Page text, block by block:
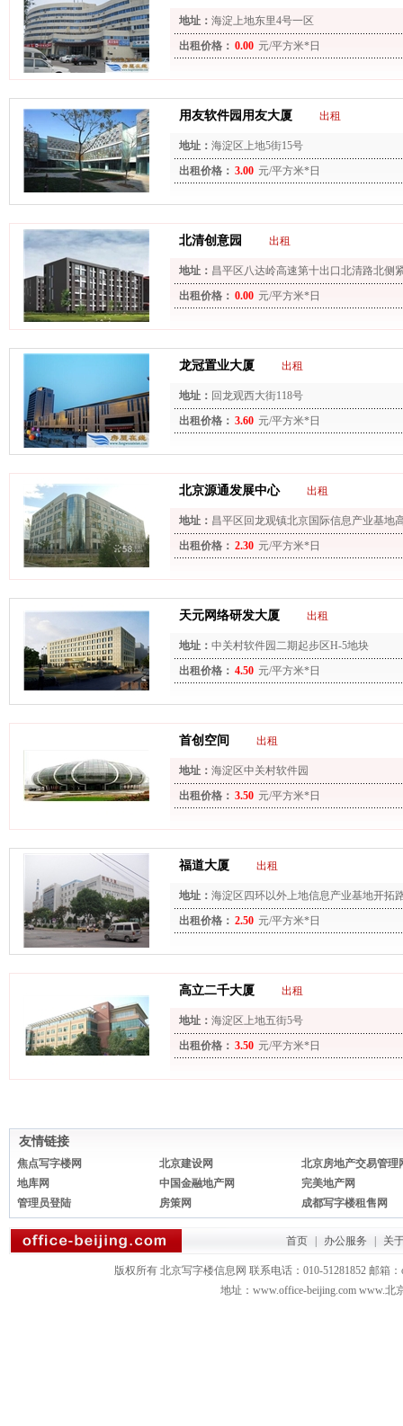
地址： 海淀上地东里4号一区
出租价格： 0.00 元/平方米*日
用友软件园用友大厦 出租
地址： 海淀区上地5街15号
出租价格： 3.00 元/平方米*日
北清创意园 出租
地址： 昌平区八达岭高速第十出口北清路北侧
出租价格： 0.00 元/平方米*日
龙冠置业大厦 出租
地址： 回龙观西大街118号
出租价格： 3.60 元/平方米*日
北京源通发展中心 出租
地址： 昌平区回龙观镇北京国际信息产业基地
龙观镇定泗路南侧（北京市公安局巡特警总队
出租价格： 2.30 元/平方米*日
天元网络研发大厦 出租
地址： 中关村软件园二期起步区H-5地块
出租价格： 4.50 元/平方米*日
首创空间 出租
地址： 海淀区中关村软件园
出租价格： 3.50 元/平方米*日
福道大厦 出租
地址： 海淀区四环以外上地信息产业基地开拓
出租价格： 2.50 元/平方米*日
高立二千大厦 出租
地址： 海淀区上地五街5号
出租价格： 3.50 元/平方米*日
友情链接
焦点写字楼网 北京建设网
北京房地产交易管理
地库网
中国金融地产网
完美地产网
管理员登陆
房策网 成都写字楼租售网
首页 办公服务 关
版权所有 北京写字楼信息网 联系电话：010-51281852 邮箱：
地址：www.office-beijing.com www.